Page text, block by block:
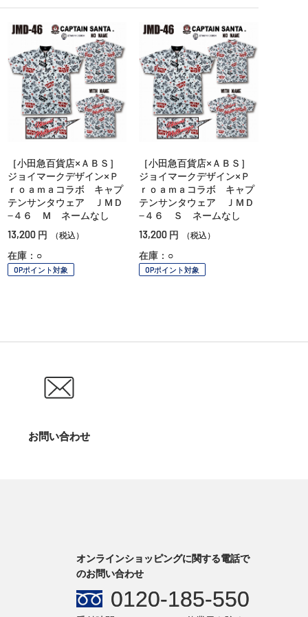
［小田急百貨店×ＡＢＳ］
ジョイマークデザイン×Ｐ
ｒｏａｍａコラボ キャプ
テンサンタウェア ＪＭＤ
−４６ Ｍ ネームなし
13,200 円 （税込）
在庫：○
OPポイント対象
［小田急百貨店×ＡＢＳ］
ジョイマークデザイン×Ｐ
ｒｏａｍａコラボ キャプ
テンサンタウェア ＪＭＤ
−４６ Ｓ ネームなし
13,200 円 （税込）
在庫：○
OPポイント対象
お問い合わせ
オンラインショッピングに関する電話で
のお問い合わせ
0120-185-550